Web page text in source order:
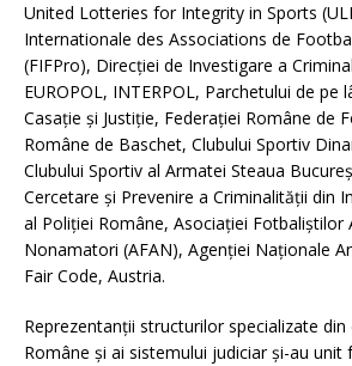
United Lotteries for Integrity in Sports
Internationale des Associations de
(FIFPro), Direcției de Investigare a
EUROPOL, INTERPOL, Parchetului de pe
Casație și Justiție, Federaţiei Române de
Române de Baschet, Clubului Sportiv
Clubului Sportiv al Armatei Steaua
Cercetare și Prevenire a Criminalității din
al Poliției Române, Asociației Fotbaliștilor
Nonamatori (AFAN), Agenţiei Naţionale
Fair Code, Austria.
Reprezentanții structurilor specializate din
Române și ai sistemului judiciar și-au unit